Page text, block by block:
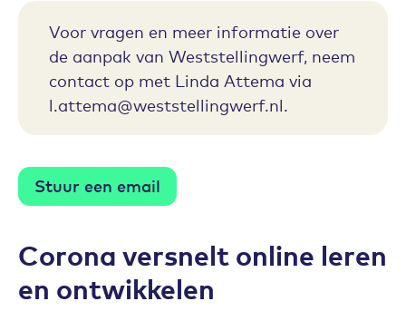
Voor vragen en meer informatie over
de aanpak van Weststellingwerf, neem
contact op met Linda Attema via
l.attema@weststellingwerf.nl.
Stuur een email
Corona versnelt online leren
en ontwikkelen